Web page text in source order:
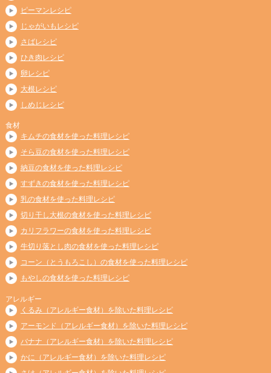
ピーマンレシピ
じゃがいもレシピ
さばレシピ
ひき肉レシピ
卵レシピ
大根レシピ
しめじレシピ
食材
キムチの食材を使った料理レシピ
そら豆の食材を使った料理レシピ
納豆の食材を使った料理レシピ
すずきの食材を使った料理レシピ
乳の食材を使った料理レシピ
切り干し大根の食材を使った料理レシピ
カリフラワーの食材を使った料理レシピ
牛切り落とし肉の食材を使った料理レシピ
コーン（とうもろこし）の食材を使った料理レシピ
もやしの食材を使った料理レシピ
アレルギー
くるみ（アレルギー食材）を除いた料理レシピ
アーモンド（アレルギー食材）を除いた料理レシピ
バナナ（アレルギー食材）を除いた料理レシピ
かに（アレルギー食材）を除いた料理レシピ